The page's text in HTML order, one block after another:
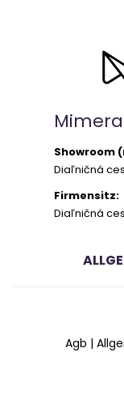
Showroom
Diaľničná
Firmensitz:
Diaľničná
Agb |